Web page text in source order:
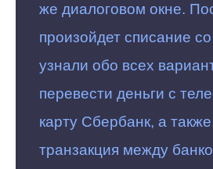
же диалоговом окне.
произойдет списание
узнали обо всех
перевести деньги с
карту Сбербанк, а
транзакция между